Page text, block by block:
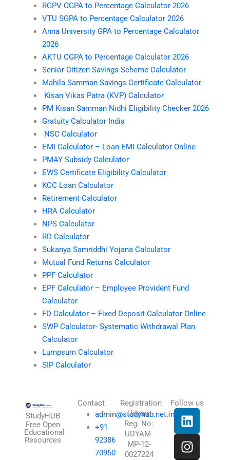
RGPV CGPA to Percentage Calculator 2026
VTU SGPA to Percentage Calculator 2026
Anna University GPA to Percentage Calculator
2026
AKTU CGPA to Percentage Calculator 2026
Senior Citizen Savings Scheme Calculator
Mahila Samman Savings Certificate Calculator
Kisan Vikas Patra (KVP) Calculator
PM Kisan Samman Nidhi Eligibility Checker 2026
Gratuity Calculator India
NSC Calculator
EMI Calculator – Loan EMI Calculator Online
PMAY Subsidy Calculator
EWS Certificate Eligibility Calculator
KCC Loan Calculator
Retirement Calculator
HRA Calculator
NPS Calculator
RD Calculator
Sukanya Samriddhi Yojana Calculator
Mutual Fund Returns Calculator
PPF Calculator
EPF Calculator – Employee Provident Fund
Calculator
FD Calculator – Fixed Deposit Calculator Online
SWP Calculator- Systematic Withdrawal Plan
Calculator
Lumpsum Calculator
SIP Calculator
StudyHUB
Free Open
Educational
Resources
Contact
admin@studyhub.net.in
+91
92386
70950
Registration
Udyam
Reg. No:
UDYAM-
MP-12-
0027224
Follow us
L
i
n
k
I
n
s
t
T
h
r
e
X
-
t
w